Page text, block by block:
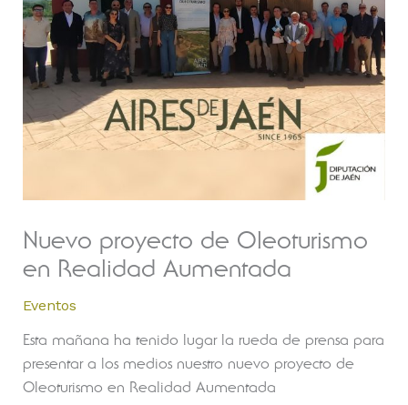
Nuevo proyecto de Oleoturismo
en Realidad Aumentada
Eventos
Esta mañana ha tenido lugar la rueda de prensa para
presentar a los medios nuestro nuevo proyecto de
Oleoturismo en Realidad Aumentada